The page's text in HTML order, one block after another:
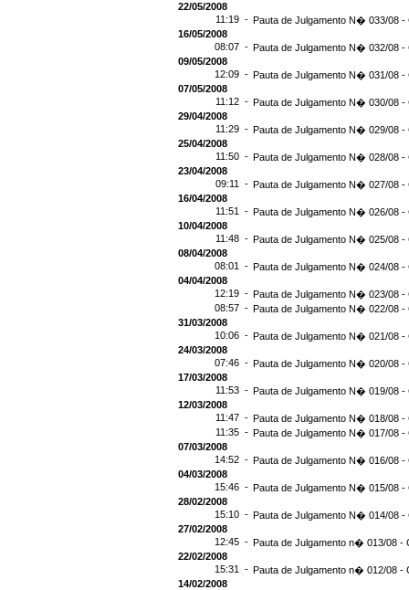
22/05/2008
11:19 - Pauta de Julgamento N� 033/08 -
16/05/2008
08:07 - Pauta de Julgamento N� 032/08 -
09/05/2008
12:09 - Pauta de Julgamento N� 031/08 -
07/05/2008
11:12 - Pauta de Julgamento N� 030/08 -
29/04/2008
11:29 - Pauta de Julgamento N� 029/08 -
25/04/2008
11:50 - Pauta de Julgamento N� 028/08 -
23/04/2008
09:11 - Pauta de Julgamento N� 027/08 -
16/04/2008
11:51 - Pauta de Julgamento N� 026/08 -
10/04/2008
11:48 - Pauta de Julgamento N� 025/08 -
08/04/2008
08:01 - Pauta de Julgamento N� 024/08 -
04/04/2008
12:19 - Pauta de Julgamento N� 023/08 -
08:57 - Pauta de Julgamento N� 022/08 -
31/03/2008
10:06 - Pauta de Julgamento N� 021/08 -
24/03/2008
07:46 - Pauta de Julgamento N� 020/08 -
17/03/2008
11:53 - Pauta de Julgamento N� 019/08 -
12/03/2008
11:47 - Pauta de Julgamento N� 018/08 -
11:35 - Pauta de Julgamento N� 017/08 -
07/03/2008
14:52 - Pauta de Julgamento N� 016/08 -
04/03/2008
15:46 - Pauta de Julgamento N� 015/08 -
28/02/2008
15:10 - Pauta de Julgamento N� 014/08 -
27/02/2008
12:45 - Pauta de Julgamento n� 013/08 -
22/02/2008
15:31 - Pauta de Julgamento n� 012/08 -
14/02/2008